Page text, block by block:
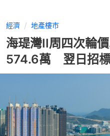
經濟 地產樓市
海瑅灣II周四次輪
574.6萬 翌日招